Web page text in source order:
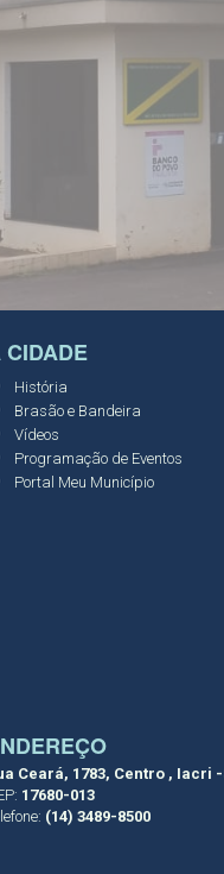
CIDADE
História
Brasão e Bandeira
Vídeos
Programação de Eventos
Portal Meu Município
Ceará, 1783, Centro , Iacri -
17680-013
(14) 3489-8500